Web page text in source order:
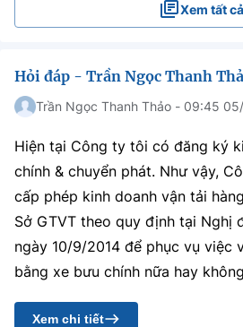
Xem tất cả
Hỏi đáp - Trần Ngọc Thanh
Trần Ngọc Thanh Thảo - 09:45
Hiện tại Công ty tôi có đăng ký
chính & chuyển phát. Như vậy,
cấp phép kinh doanh vận tải
Sở GTVT theo quy định tại Nghị
ngày 10/9/2014 để phục vụ việc
bằng xe bưu chính nữa hay
Xem chi tiết